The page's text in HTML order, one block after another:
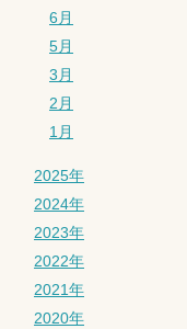
6月
5月
3月
2月
1月
2025年
2024年
2023年
2022年
2021年
2020年